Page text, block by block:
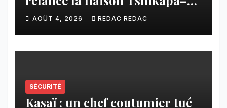
Tshiamu pour faciliter les
échanges
AOÛT 4, 2026 REDAC REDAC
SÉCURITÉ
Kasaï : un chef coutumier tué